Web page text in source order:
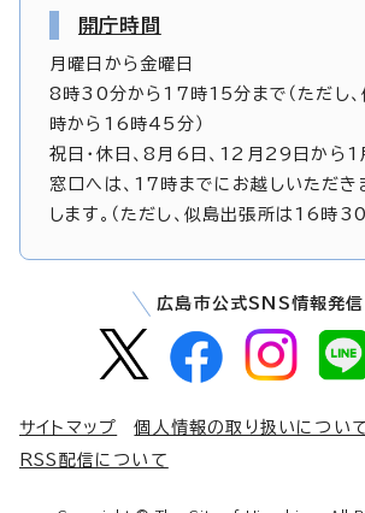
開庁時間
月曜日から金曜日
8時30分から17時15分まで（ただし
時から16時45分）
祝日・休日、8月6日、12月29日から
窓口へは、17時までにお越しいただき
します。（ただし、似島出張所は16時30
広島市公式SNS情報発信
サイトマップ 個人情報の取り扱いについ
RSS配信について